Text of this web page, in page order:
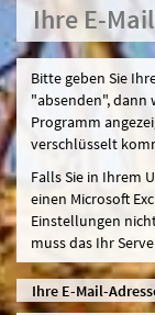
Ihre E-
Bitte geben Sie
"absenden", dann
Programm
verschlüsselt
Falls Sie in Ihrem
einen Microsoft
Einstellungen
muss das Ihr
Ihre E-Mail-